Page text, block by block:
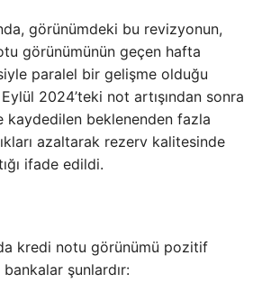
görünümdeki bu revizyonun,
görünümünün geçen hafta
paralel bir gelişme olduğu
2024’teki not artışından sonra
kaydedilen beklenenden fazla
azaltarak rezerv kalitesinde
ifade edildi.
kredi notu görünümü pozitif
şunlardır: